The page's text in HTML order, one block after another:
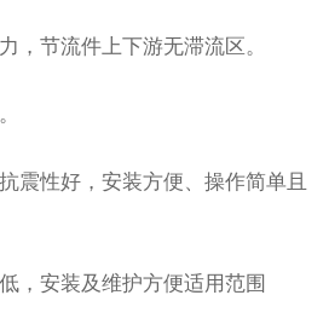
节流件上下游无滞流区。
性好，安装方便、操作简单且
安装及维护方便适用范围